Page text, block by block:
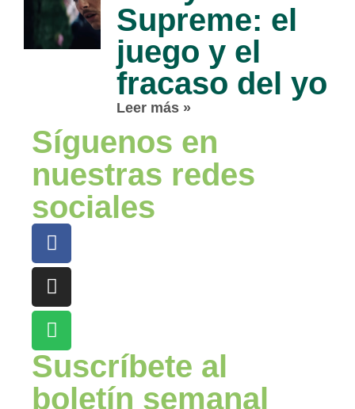
Supreme: el
juego y el
fracaso del yo
Leer más »
Síguenos en
nuestras redes
sociales
Suscríbete al
boletín semanal